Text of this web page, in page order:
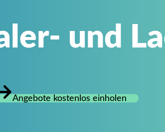
und
Angebote kostenlos einholen